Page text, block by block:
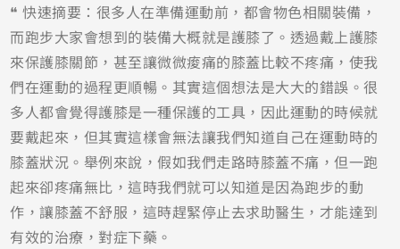
❝ 快速摘要：很多人在準備運動前，都會物色相關裝備，
而跑步大家會想到的裝備大概就是護膝了。透過戴上護膝
來保護膝關節，甚至讓微微痠痛的膝蓋比較不疼痛，使我
們在運動的過程更順暢。其實這個想法是大大的錯誤。很
多人都會覺得護膝是一種保護的工具，因此運動的時候就
要戴起來，但其實這樣會無法讓我們知道自己在運動時的
膝蓋狀況。舉例來說，假如我們走路時膝蓋不痛，但一跑
起來卻疼痛無比，這時我們就可以知道是因為跑步的動
作，讓膝蓋不舒服，這時趕緊停止去求助醫生，才能達到
有效的治療，對症下藥。